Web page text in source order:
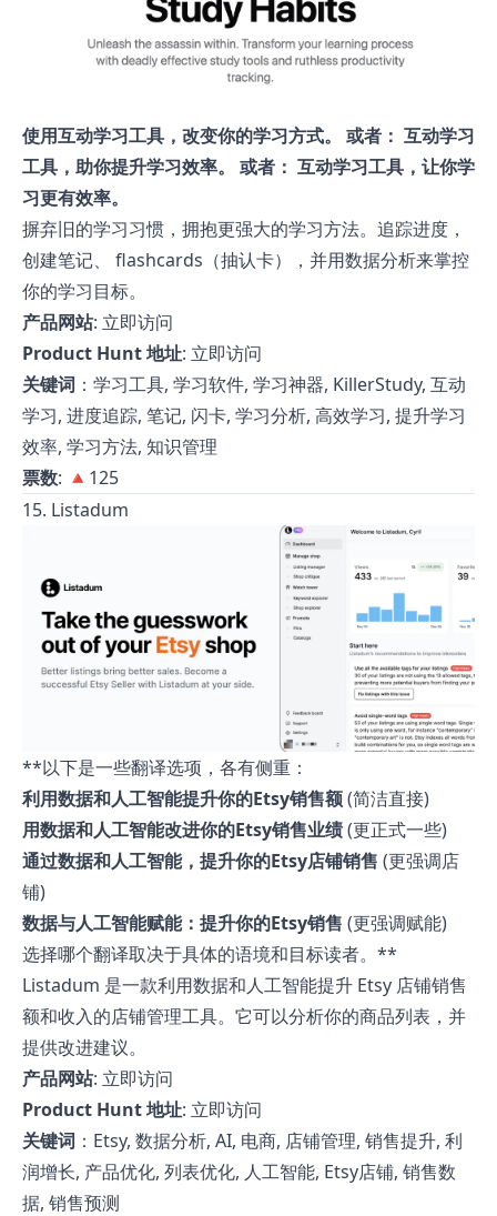
使用互动学习工具，改变你的学习方式。 或者： 互动学习
工具，助你提升学习效率。 或者： 互动学习工具，让你学
习更有效率。
摒弃旧的学习习惯，拥抱更强大的学习方法。追踪进度，
创建笔记、 flashcards（抽认卡），并用数据分析来掌控
你的学习目标。
产品网站: 立即访问
Product Hunt 地址: 立即访问
关键词 ：学习工具, 学习软件, 学习神器, KillerStudy, 互动
学习, 进度追踪, 笔记, 闪卡, 学习分析, 高效学习, 提升学习
效率, 学习方法, 知识管理
票数: 🔺125
15. Listadum
**以下是一些翻译选项，各有侧重：
利用数据和人工智能提升你的Etsy销售额(简洁直接)
用数据和人工智能改进你的Etsy销售业绩(更正式一些)
通过数据和人工智能，提升你的Etsy店铺销售 (更强调店
铺)
数据与人工智能赋能：提升你的Etsy销售 (更强调赋能)
选择哪个翻译取决于具体的语境和目标读者。**
Listadum 是一款利用数据和人工智能提升 Etsy 店铺销售
额和收入的店铺管理工具。它可以分析你的商品列表，并
提供改进建议。
产品网站: 立即访问
Product Hunt 地址: 立即访问
关键词 ：Etsy, 数据分析, AI, 电商, 店铺管理, 销售提升, 利
润增长, 产品优化, 列表优化, 人工智能, Etsy店铺, 销售数
据, 销售预测